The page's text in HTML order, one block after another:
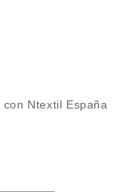
con Ntextil España